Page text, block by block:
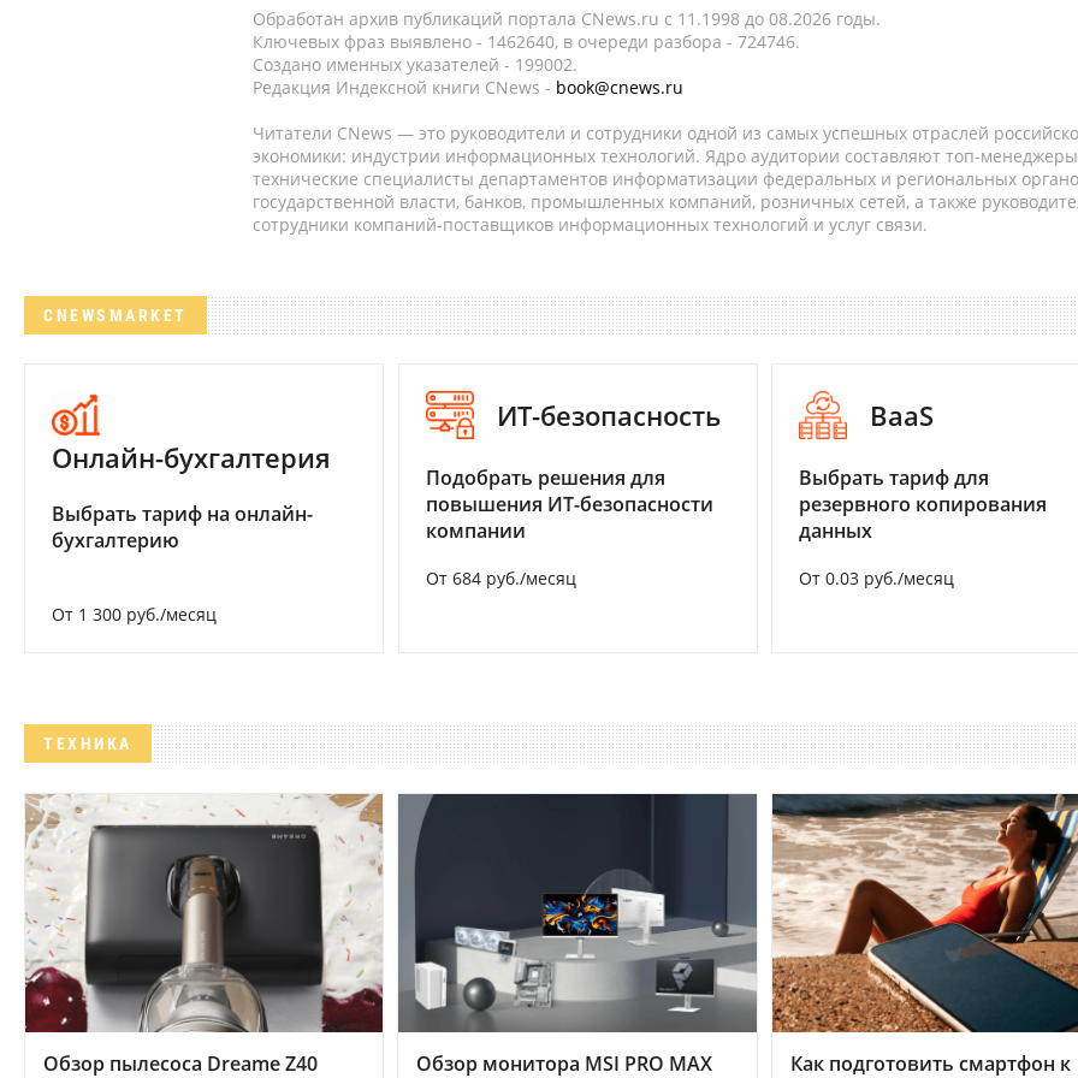
Обработан архив публикаций портала CNews.ru c 11.1998 до 08.2026 годы.
Ключевых фраз выявлено - 1462640, в очереди разбора - 724746.
Создано именных указателей - 199002.
Редакция Индексной книги CNews - book@cnews.ru
Читатели CNews — это руководители и сотрудники одной из самых успешных отраслей
экономики: индустрии информационных технологий. Ядро аудитории составляют топ-
технические специалисты департаментов информатизации федеральных и региональных
государственной власти, банков, промышленных компаний, розничных сетей, а также
сотрудники компаний-поставщиков информационных технологий и услуг связи.
CNEWSMARKET
Онлайн-бухгалтерия
Выбрать тариф на онлайн-
бухгалтерию
От 1 300 руб./месяц
ИТ-безопасность
Подобрать решения для
повышения ИТ-безопасности
компании
От 684 руб./месяц
BaaS
Выбрать тариф для
резервного копирования
данных
От 0.03 руб./месяц
ТЕХНИКА
Обзор пылесоса Dreame Z40
Обзор монитора MSI PRO MAX
Как подготовить смартфон к